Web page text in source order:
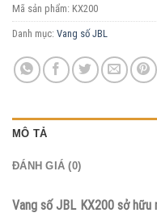
Mã sản phẩm: KX200
Danh mục: Vang số JBL
MÔ TẢ
ĐÁNH GIÁ (0)
Vang số JBL KX200 sở